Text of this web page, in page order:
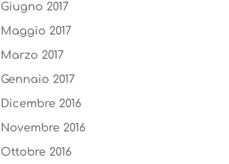
Giugno 2017
Maggio 2017
Marzo 2017
Gennaio 2017
Dicembre 2016
Novembre 2016
Ottobre 2016